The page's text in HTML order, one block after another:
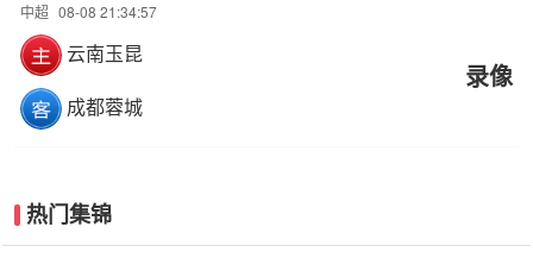
中超 08-08 21:34:57
云南玉昆
成都蓉城
录像
热门集锦